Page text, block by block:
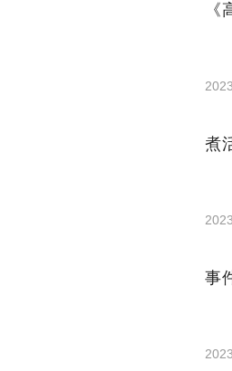
煮
事